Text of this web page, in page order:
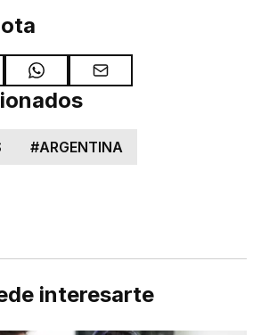
#ARGENTINA
interesarte